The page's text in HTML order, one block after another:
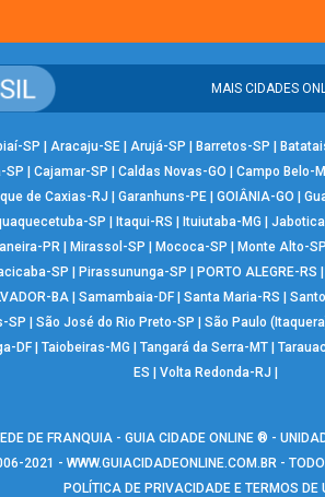
MAIS CIDADES
SP Aracaju-SE| Arujá-SP Barretos-SP
SP Cajamar-SP Caldas Novas-GO Campo Belo-
de Caxias-RJ Garanhuns-PE GOIÂNIA-GO
SP Itaqui-RS Ituiutaba-MG
PR Mirassol-SP Mococa-SP Monte Alto-SP
SP Pirassununga-SP PORTO ALEGRE-RS
BA Samambaia-DF Santa Maria-RS
SP São José do Rio Preto-SP São Paulo
DF| Taiobeiras-MG Tangará da Serra-MT|
ES
Volta Redonda-RJ
DE FRANQUIA - GUIA CIDADE ONLINE ® -
2021 - WWW.GUIACIDADEONLINE.COM.BR -
POLÍTICA DE PRIVACIDADE E TERMOS DE